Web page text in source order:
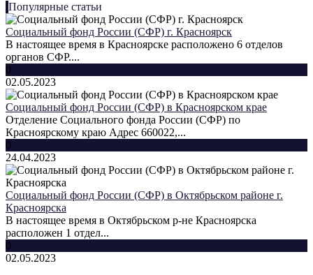
Популярные статьи
Социальный фонд России (СФР) г. Красноярск
В настоящее время в Красноярске расположено 6 отделов
органов СФР....
0
02.05.2023
Социальный фонд России (СФР) в Красноярском крае
Отделение Социального фонда России (СФР) по
Красноярскому краю Адрес 660022,...
0
24.04.2023
Социальный фонд России (СФР) в Октябрьском районе г.
Красноярска
В настоящее время в Октябрьском р-не Красноярска
расположен 1 отдел...
0
02.05.2023